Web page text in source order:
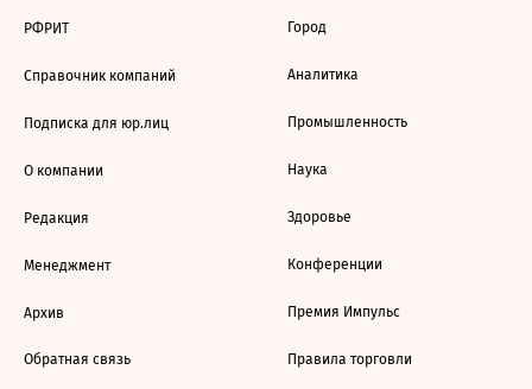
РФРИТ
Справочник компаний
Подписка для юр.лиц
О компании
Редакция
Менеджмент
Архив
Обратная связь
Город
Аналитика
Промышленность
Наука
Здоровье
Конференции
Премия Импульс
Правила торговли